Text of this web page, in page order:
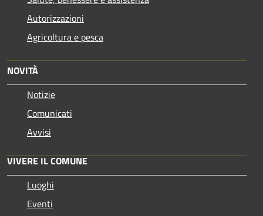
Autorizzazioni
Agricoltura e pesca
NOVITÀ
Notizie
Comunicati
Avvisi
VIVERE IL COMUNE
Luoghi
Eventi